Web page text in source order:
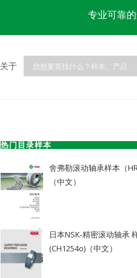
专业可靠
关于
热门目录样本
舍弗勒滚动轴承样本（
（中文）
日本NSK-精密滚动轴承
(CH1254o)（中文）